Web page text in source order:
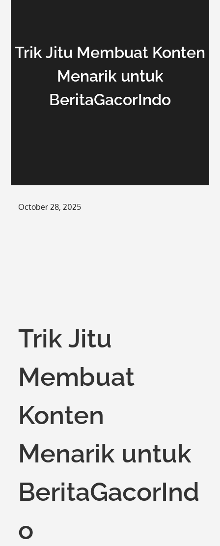
Trik Jitu Membuat Konten
Menarik untuk
BeritaGacorIndo
Posted
October 28, 2025
Trik Jitu
Membuat
Konten
Menarik untuk
BeritaGacorInd
o